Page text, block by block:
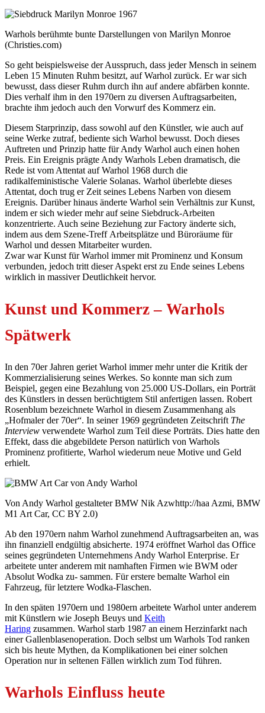
Warhols berühmte bunte Darstellungen von Marilyn Monroe
(Christies.com)
So geht beispielsweise der Ausspruch, dass jeder Mensch in seinem
Leben 15 Minuten Ruhm besitzt, auf Warhol zurück. Er war sich
bewusst, dass dieser Ruhm durch ihn auf andere abfärben konnte.
Dies verhalf ihm in den 1970ern zu diversen Auftragsarbeiten,
brachte ihm jedoch auch den Vorwurf des Kommerz ein.
Diesem Starprinzip, dass sowohl auf den Künstler, wie auch auf
seine Werke zutraf, bediente sich Warhol bewusst. Doch dieses
Auftreten und Prinzip hatte für Andy Warhol auch einen hohen
Preis. Ein Ereignis prägte Andy Warhols Leben dramatisch, die
Rede ist vom Attentat auf Warhol 1968 durch die
radikalfeministische Valerie Solanas. Warhol überlebte dieses
Attentat, doch trug er Zeit seines Lebens Narben von diesem
Ereignis. Darüber hinaus änderte Warhol sein Verhältnis zur Kunst,
indem er sich wieder mehr auf seine Siebdruck-Arbeiten
konzentrierte. Auch seine Beziehung zur Factory änderte sich,
indem aus dem Szene-Treff Arbeitsplätze und Büroräume für
Warhol und dessen Mitarbeiter wurden.
Zwar war Kunst für Warhol immer mit Prominenz und Konsum
verbunden, jedoch tritt dieser Aspekt erst zu Ende seines Lebens
wirklich in massiver Deutlichkeit hervor.
Kunst und Kommerz – Warhols
Spätwerk
In den 70er Jahren geriet Warhol immer mehr unter die Kritik der
Kommerzialisierung seines Werkes. So konnte man sich zum
Beispiel, gegen eine Bezahlung von 25.000 US-Dollars, ein Porträt
des Künstlers in dessen berüchtigtem Stil anfertigen lassen. Robert
Rosenblum bezeichnete Warhol in diesem Zusammenhang als
„Hofmaler der 70er“. In seiner 1969 gegründeten Zeitschrift The
Interview verwendete Warhol zum Teil diese Porträts. Dies hatte den
Effekt, dass die abgebildete Person natürlich von Warhols
Prominenz profitierte, Warhol wiederum neue Motive und Geld
erhielt.
Von Andy Warhol gestalteter BMW Nik Azwhttp://haa Azmi, BMW
M1 Art Car, CC BY 2.0)
Ab den 1970ern nahm Warhol zunehmend Auftragsarbeiten an, was
ihn finanziell endgültig absicherte. 1974 eröffnet Warhol das Office
seines gegründeten Unternehmens Andy Warhol Enterprise. Er
arbeitete unter anderem mit namhaften Firmen wie BWM oder
Absolut Wodka zu- sammen. Für erstere bemalte Warhol ein
Fahrzeug, für letztere Wodka-Flaschen.
In den späten 1970ern und 1980ern arbeitete Warhol unter anderem
mit Künstlern wie Joseph Beuys und Keith
Haring zusammen. Warhol starb 1987 an einem Herzinfarkt nach
einer Gallenblasenoperation. Doch selbst um Warhols Tod ranken
sich bis heute Mythen, da Komplikationen bei einer solchen
Operation nur in seltenen Fällen wirklich zum Tod führen.
Warhols Einfluss heute